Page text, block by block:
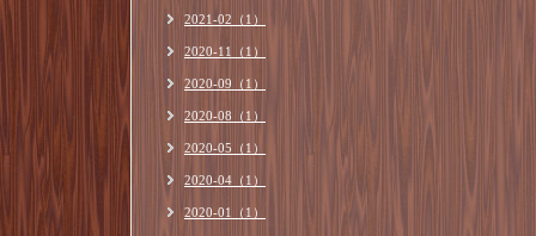
2021-02（1）
2020-11（1）
2020-09（1）
2020-08（1）
2020-05（1）
2020-04（1）
2020-01（1）